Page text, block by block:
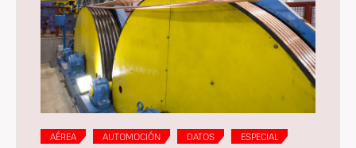
AÉREA AUTOMOCIÓN DATOS
ESPECIAL